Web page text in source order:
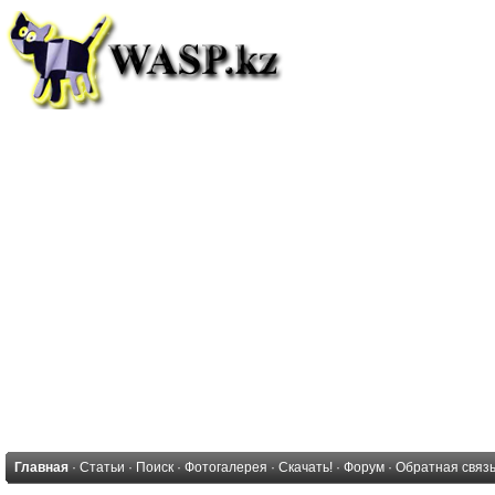
Главная · Статьи · Поиск · Фотогалерея · Скачать! · Форум · Обратная связь